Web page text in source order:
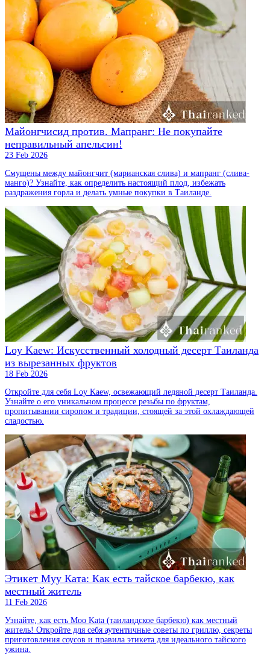
Майонгчисид против. Мапранг: Не покупайте
неправильный апельсин!
23 Feb 2026
Смущены между майонгчит (марианская слива) и мапранг (слива-
манго)? Узнайте, как определить настоящий плод, избежать
раздражения горла и делать умные покупки в Таиланде.
Loy Kaew: Искусственный холодный десерт Таиланда
из вырезанных фруктов
18 Feb 2026
Откройте для себя Loy Kaew, освежающий ледяной десерт Таиланда.
Узнайте о его уникальном процессе резьбы по фруктам,
пропитывании сиропом и традиции, стоящей за этой охлаждающей
сладостью.
Этикет Муу Ката: Как есть тайское барбекю, как
местный житель
11 Feb 2026
Узнайте, как есть Moo Kata (таиландское барбекю) как местный
житель! Откройте для себя аутентичные советы по гриллю, секреты
приготовления соусов и правила этикета для идеального тайского
ужина.